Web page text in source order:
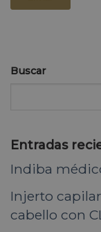
Buscar
Entradas
Indiba
Injerto
cabello con